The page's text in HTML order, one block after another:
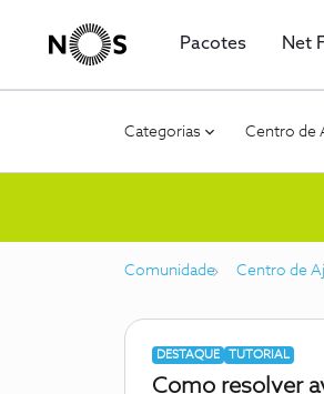
Pacotes Net
Categorias Centro de
Comunidade Centro de
DESTAQUE TUTORIAL
Como resolver